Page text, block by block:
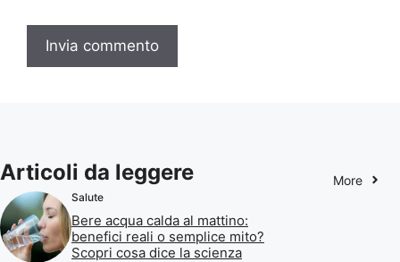
Articoli da leggere More
Salute
Bere acqua calda al mattino:
benefici reali o semplice mito?
Scopri cosa dice la scienza